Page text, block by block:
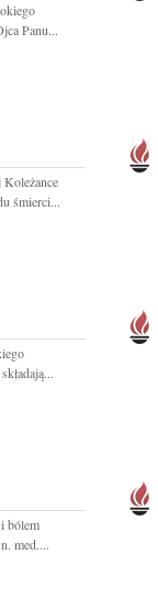
Panu...
śmierci...
bólem
med....